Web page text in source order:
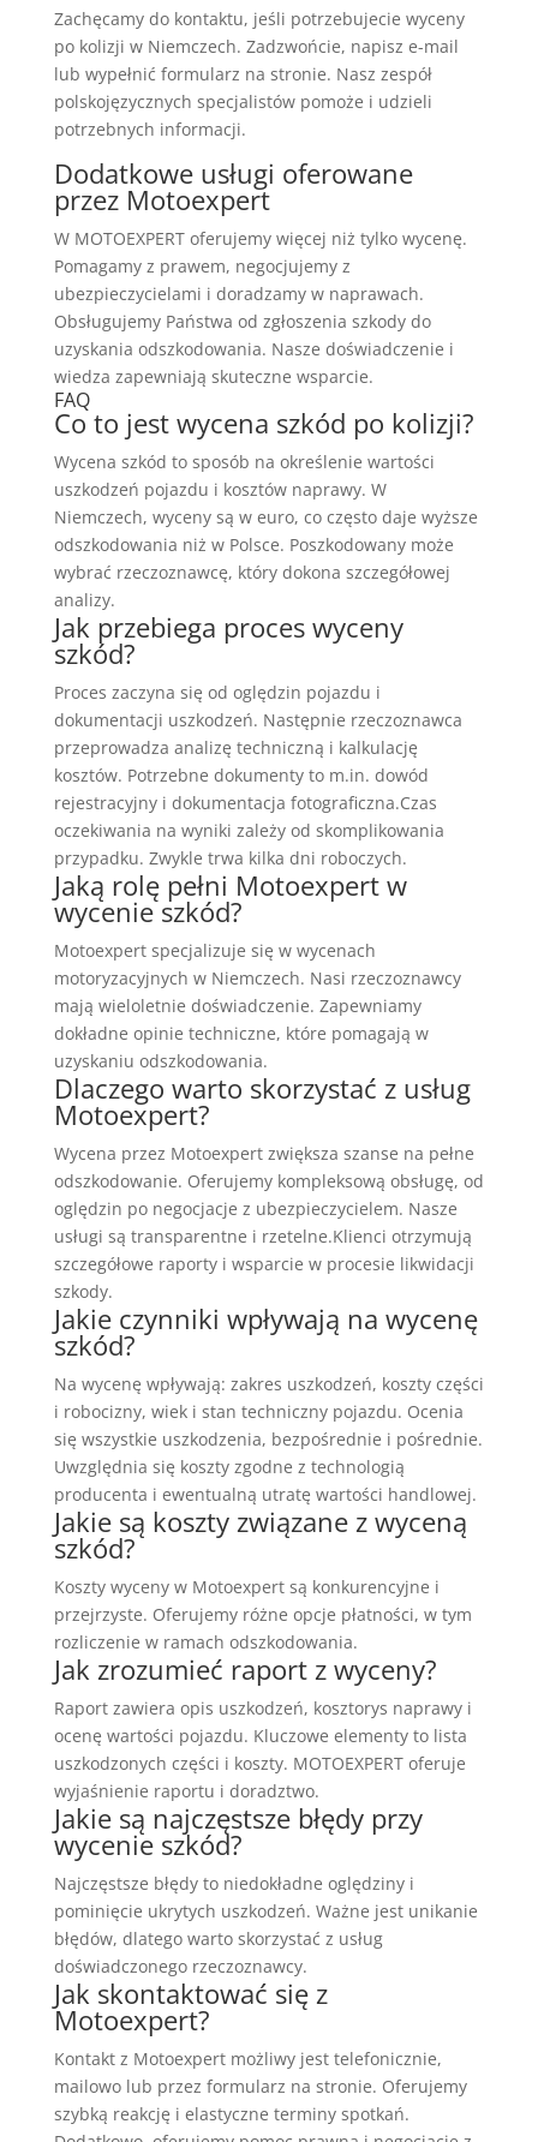
Zachęcamy do kontaktu, jeśli potrzebujecie wyceny
po kolizji w Niemczech. Zadzwońcie, napisz e-mail
lub wypełnić formularz na stronie. Nasz zespół
polskojęzycznych specjalistów pomoże i udzieli
potrzebnych informacji.
Dodatkowe usługi oferowane
przez Motoexpert
W MOTOEXPERT oferujemy więcej niż tylko wycenę.
Pomagamy z prawem, negocjujemy z
ubezpieczycielami i doradzamy w naprawach.
Obsługujemy Państwa od zgłoszenia szkody do
uzyskania odszkodowania. Nasze doświadczenie i
wiedza zapewniają skuteczne wsparcie.
FAQ
Co to jest wycena szkód po kolizji?
Wycena szkód to sposób na określenie wartości
uszkodzeń pojazdu i kosztów naprawy. W
Niemczech, wyceny są w euro, co często daje wyższe
odszkodowania niż w Polsce. Poszkodowany może
wybrać rzeczoznawcę, który dokona szczegółowej
analizy.
Jak przebiega proces wyceny
szkód?
Proces zaczyna się od oględzin pojazdu i
dokumentacji uszkodzeń. Następnie rzeczoznawca
przeprowadza analizę techniczną i kalkulację
kosztów. Potrzebne dokumenty to m.in. dowód
rejestracyjny i dokumentacja fotograficzna.Czas
oczekiwania na wyniki zależy od skomplikowania
przypadku. Zwykle trwa kilka dni roboczych.
Jaką rolę pełni Motoexpert w
wycenie szkód?
Motoexpert specjalizuje się w wycenach
motoryzacyjnych w Niemczech. Nasi rzeczoznawcy
mają wieloletnie doświadczenie. Zapewniamy
dokładne opinie techniczne, które pomagają w
uzyskaniu odszkodowania.
Dlaczego warto skorzystać z usług
Motoexpert?
Wycena przez Motoexpert zwiększa szanse na pełne
odszkodowanie. Oferujemy kompleksową obsługę, od
oględzin po negocjacje z ubezpieczycielem. Nasze
usługi są transparentne i rzetelne.Klienci otrzymują
szczegółowe raporty i wsparcie w procesie likwidacji
szkody.
Jakie czynniki wpływają na wycenę
szkód?
Na wycenę wpływają: zakres uszkodzeń, koszty części
i robocizny, wiek i stan techniczny pojazdu. Ocenia
się wszystkie uszkodzenia, bezpośrednie i pośrednie.
Uwzględnia się koszty zgodne z technologią
producenta i ewentualną utratę wartości handlowej.
Jakie są koszty związane z wyceną
szkód?
Koszty wyceny w Motoexpert są konkurencyjne i
przejrzyste. Oferujemy różne opcje płatności, w tym
rozliczenie w ramach odszkodowania.
Jak zrozumieć raport z wyceny?
Raport zawiera opis uszkodzeń, kosztorys naprawy i
ocenę wartości pojazdu. Kluczowe elementy to lista
uszkodzonych części i koszty. MOTOEXPERT oferuje
wyjaśnienie raportu i doradztwo.
Jakie są najczęstsze błędy przy
wycenie szkód?
Najczęstsze błędy to niedokładne oględziny i
pominięcie ukrytych uszkodzeń. Ważne jest unikanie
błędów, dlatego warto skorzystać z usług
doświadczonego rzeczoznawcy.
Jak skontaktować się z
Motoexpert?
Kontakt z Motoexpert możliwy jest telefonicznie,
mailowo lub przez formularz na stronie. Oferujemy
szybką reakcję i elastyczne terminy spotkań.